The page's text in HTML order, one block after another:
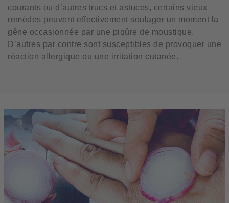
courants ou d’autres trucs et astuces, certains vieux
remèdes peuvent effectivement soulager un moment la
gêne occasionnée par une piqûre de moustique.
D’autres par contre sont susceptibles de provoquer une
réaction allergique ou une irritation cutanée.